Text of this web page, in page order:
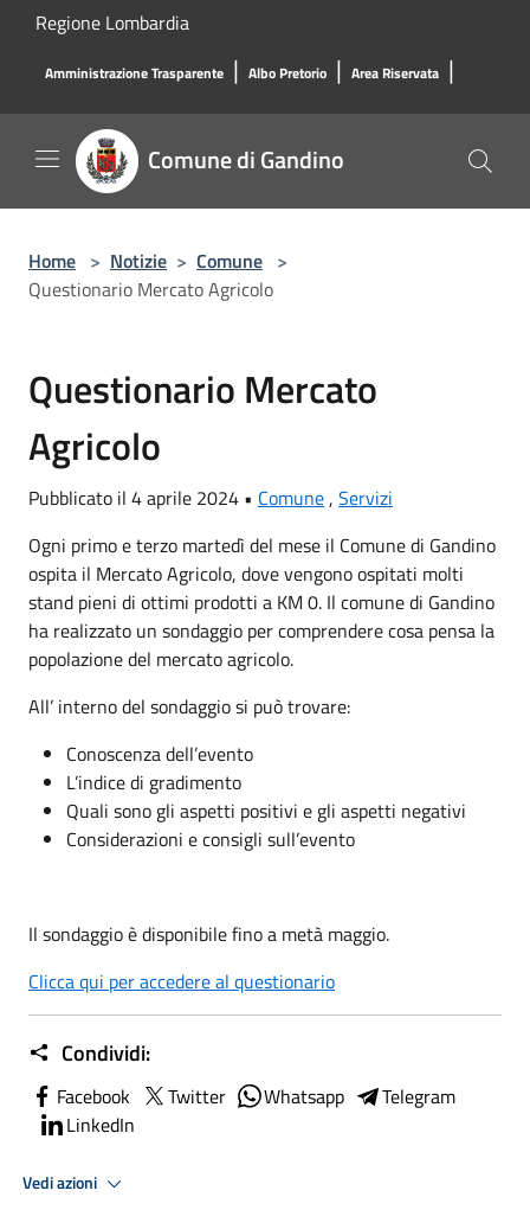
Salta al contenuto principale
Regione Lombardia
Amministrazione Trasparente | Albo Pretorio | Area Riservata |
Comune di Gandino
Home > Notizie > Comune >
Questionario Mercato Agricolo
Questionario Mercato
Agricolo
Pubblicato il 4 aprile 2024 • Comune, Servizi
Ogni primo e terzo martedì del mese il Comune di Gandino
ospita il Mercato Agricolo, dove vengono ospitati molti
stand pieni di ottimi prodotti a KM 0. Il comune di Gandino
ha realizzato un sondaggio per comprendere cosa pensa la
popolazione del mercato agricolo.
All’ interno del sondaggio si può trovare:
Conoscenza dell’evento
L’indice di gradimento
Quali sono gli aspetti positivi e gli aspetti negativi
Considerazioni e consigli sull’evento
Il sondaggio è disponibile fino a metà maggio.
Clicca qui per accedere al questionario
Condividi:
Facebook Twitter Whatsapp
Telegram
LinkedIn
Vedi azioni